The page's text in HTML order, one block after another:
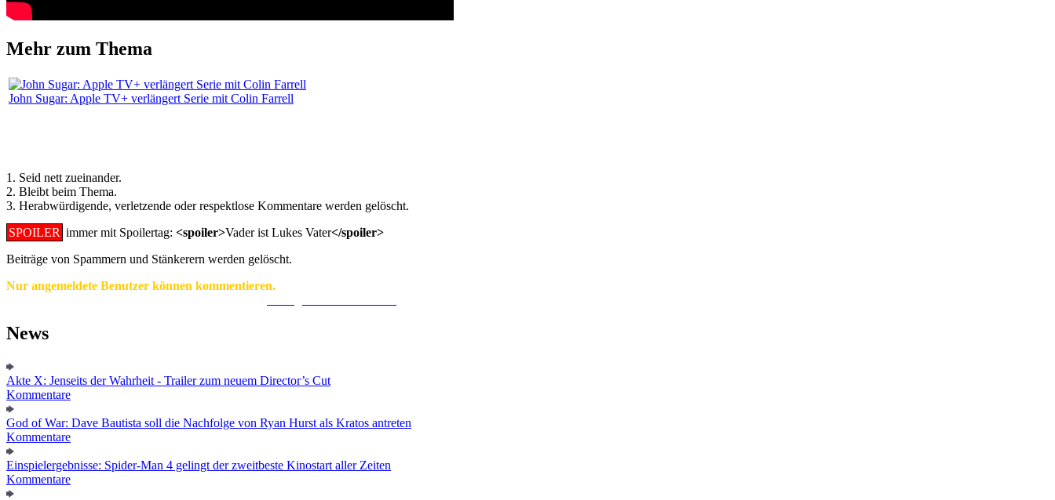
Mehr zum Thema
John Sugar: Apple TV+ verlängert Serie mit Colin Farrell
1. Seid nett zueinander.
2. Bleibt beim Thema.
3. Herabwürdigende, verletzende oder respektlose Kommentare werden gelöscht.
SPOILER immer mit Spoilertag: <spoiler>Vader ist Lukes Vater</spoiler>
Beiträge von Spammern und Stänkerern werden gelöscht.
Nur angemeldete Benutzer können kommentieren.
News
Akte X: Jenseits der Wahrheit - Trailer zum neuem Director’s Cut
Kommentare
God of War: Dave Bautista soll die Nachfolge von Ryan Hurst als Kratos antreten
Kommentare
Einspielergebnisse: Spider-Man 4 gelingt der zweitbeste Kinostart aller Zeiten
Kommentare